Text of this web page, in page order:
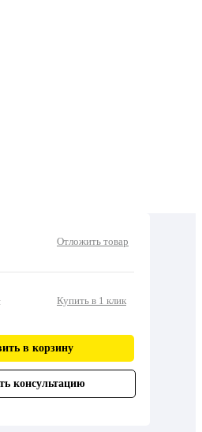
Отложить товар
Купить в 1 клик
в корзину
консультацию